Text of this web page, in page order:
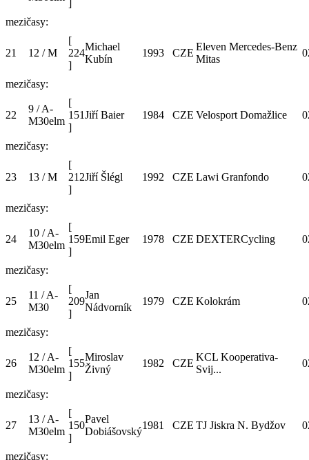
mezičasy:
21 12 / M
[
224
]
Michael
Kubín
1993 CZE
Eleven Mercedes-Benz
Mitas
mezičasy:
22
9 / A-
M30elm
[
151
]
Jiří Baier 1984 CZE Velosport Domažlice
mezičasy:
23 13 / M
[
212
]
Jiří Šlégl 1992 CZE Lawi Granfondo
mezičasy:
24
10 / A-
M30elm
[
159
]
Emil Eger 1978 CZE DEXTERCycling
mezičasy:
25
11 / A-
M30
[
209
]
Jan
Nádvorník
1979 CZE Kolokrám
mezičasy:
26
12 / A-
M30elm
[
155
]
Miroslav
Živný
1982 CZE
KCL Kooperativa-
Svij...
mezičasy:
27
13 / A-
M30elm
[
150
]
Pavel
Dobiášovský
1981 CZE TJ Jiskra N. Bydžov
mezičasy: